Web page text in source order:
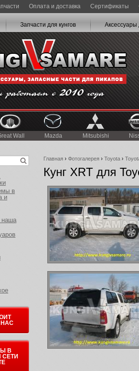
Оплата и доставка Сертификаты
Запчасти для кунгов Аксессуары
Wall Mazda Mitsubishi
Главная › Фотогалерея › Toyota ›
Кунг XRT для
в
и
НАС
В